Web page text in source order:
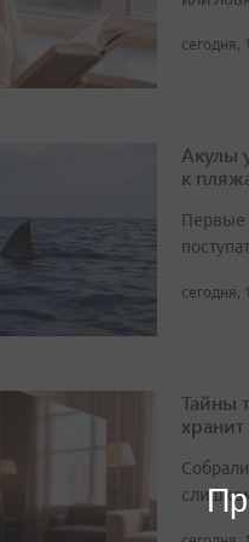
сегодня,
Акулы
к
Первые
сегодня,
Тайны